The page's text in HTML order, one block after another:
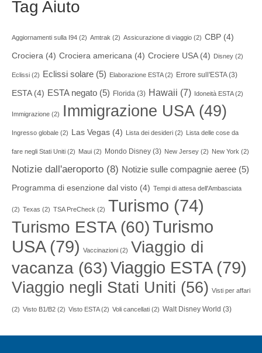
Tag Aiuto
Aggiornamenti sulla I94 (2) Amtrak (2) Assicurazione di viaggio (2) CBP (4)
Crociera (4) Crociera americana (4) Crociere USA(4) Disney (2)
Eclissi (2) Eclissi solare (5) Elaborazione ESTA(2) Errore sull'ESTA(3)
ESTA(4) ESTA negato (5) Florida (3) Hawaii (7) Idoneità ESTA(2)
Immigrazione (2) Immigrazione USA(49)
Ingresso globale (2) Las Vegas (4) Lista dei desideri (2) Lista delle cose da
fare negli Stati Uniti (2) Maui (2) Mondo Disney (3) New Jersey (2) New York (2)
Notizie dall'aeroporto (8) Notizie sulle compagnie aeree (5)
Programma di esenzione dal visto (4) Tempi di attesa dell'Ambasciata
(2) Texas (2) TSA PreCheck (2) Turismo (74)
Turismo ESTA(60)Turismo
USA(79) Vaccinazioni (2) Viaggio di
vacanza (63)Viaggio ESTA(79)
Viaggio negli Stati Uniti (56) Visti per affari
(2) Visto B1/B2 (2) Visto ESTA(2) Voli cancellati (2) Walt Disney World (3)